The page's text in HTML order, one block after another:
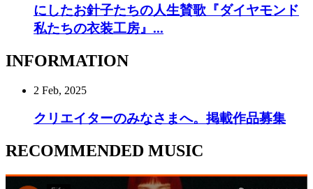
にしたお針子たちの人生賛歌『ダイヤモンド
私たちの衣装工房』...
INFORMATION
2 Feb, 2025
クリエイターのみなさまへ。掲載作品募集
RECOMMENDED MUSIC